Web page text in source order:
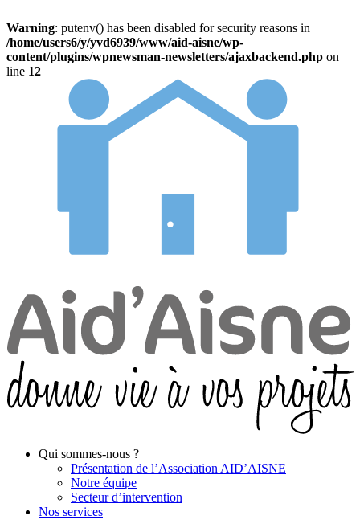
Warning: putenv() has been disabled for security reasons in
/home/users6/y/yvd6939/www/aid-aisne/wp-
content/plugins/wpnewsman-newsletters/ajaxbackend.php on
line 12
Qui sommes-nous ?
Présentation de l’Association AID’AISNE
Notre équipe
Secteur d’intervention
Nos services